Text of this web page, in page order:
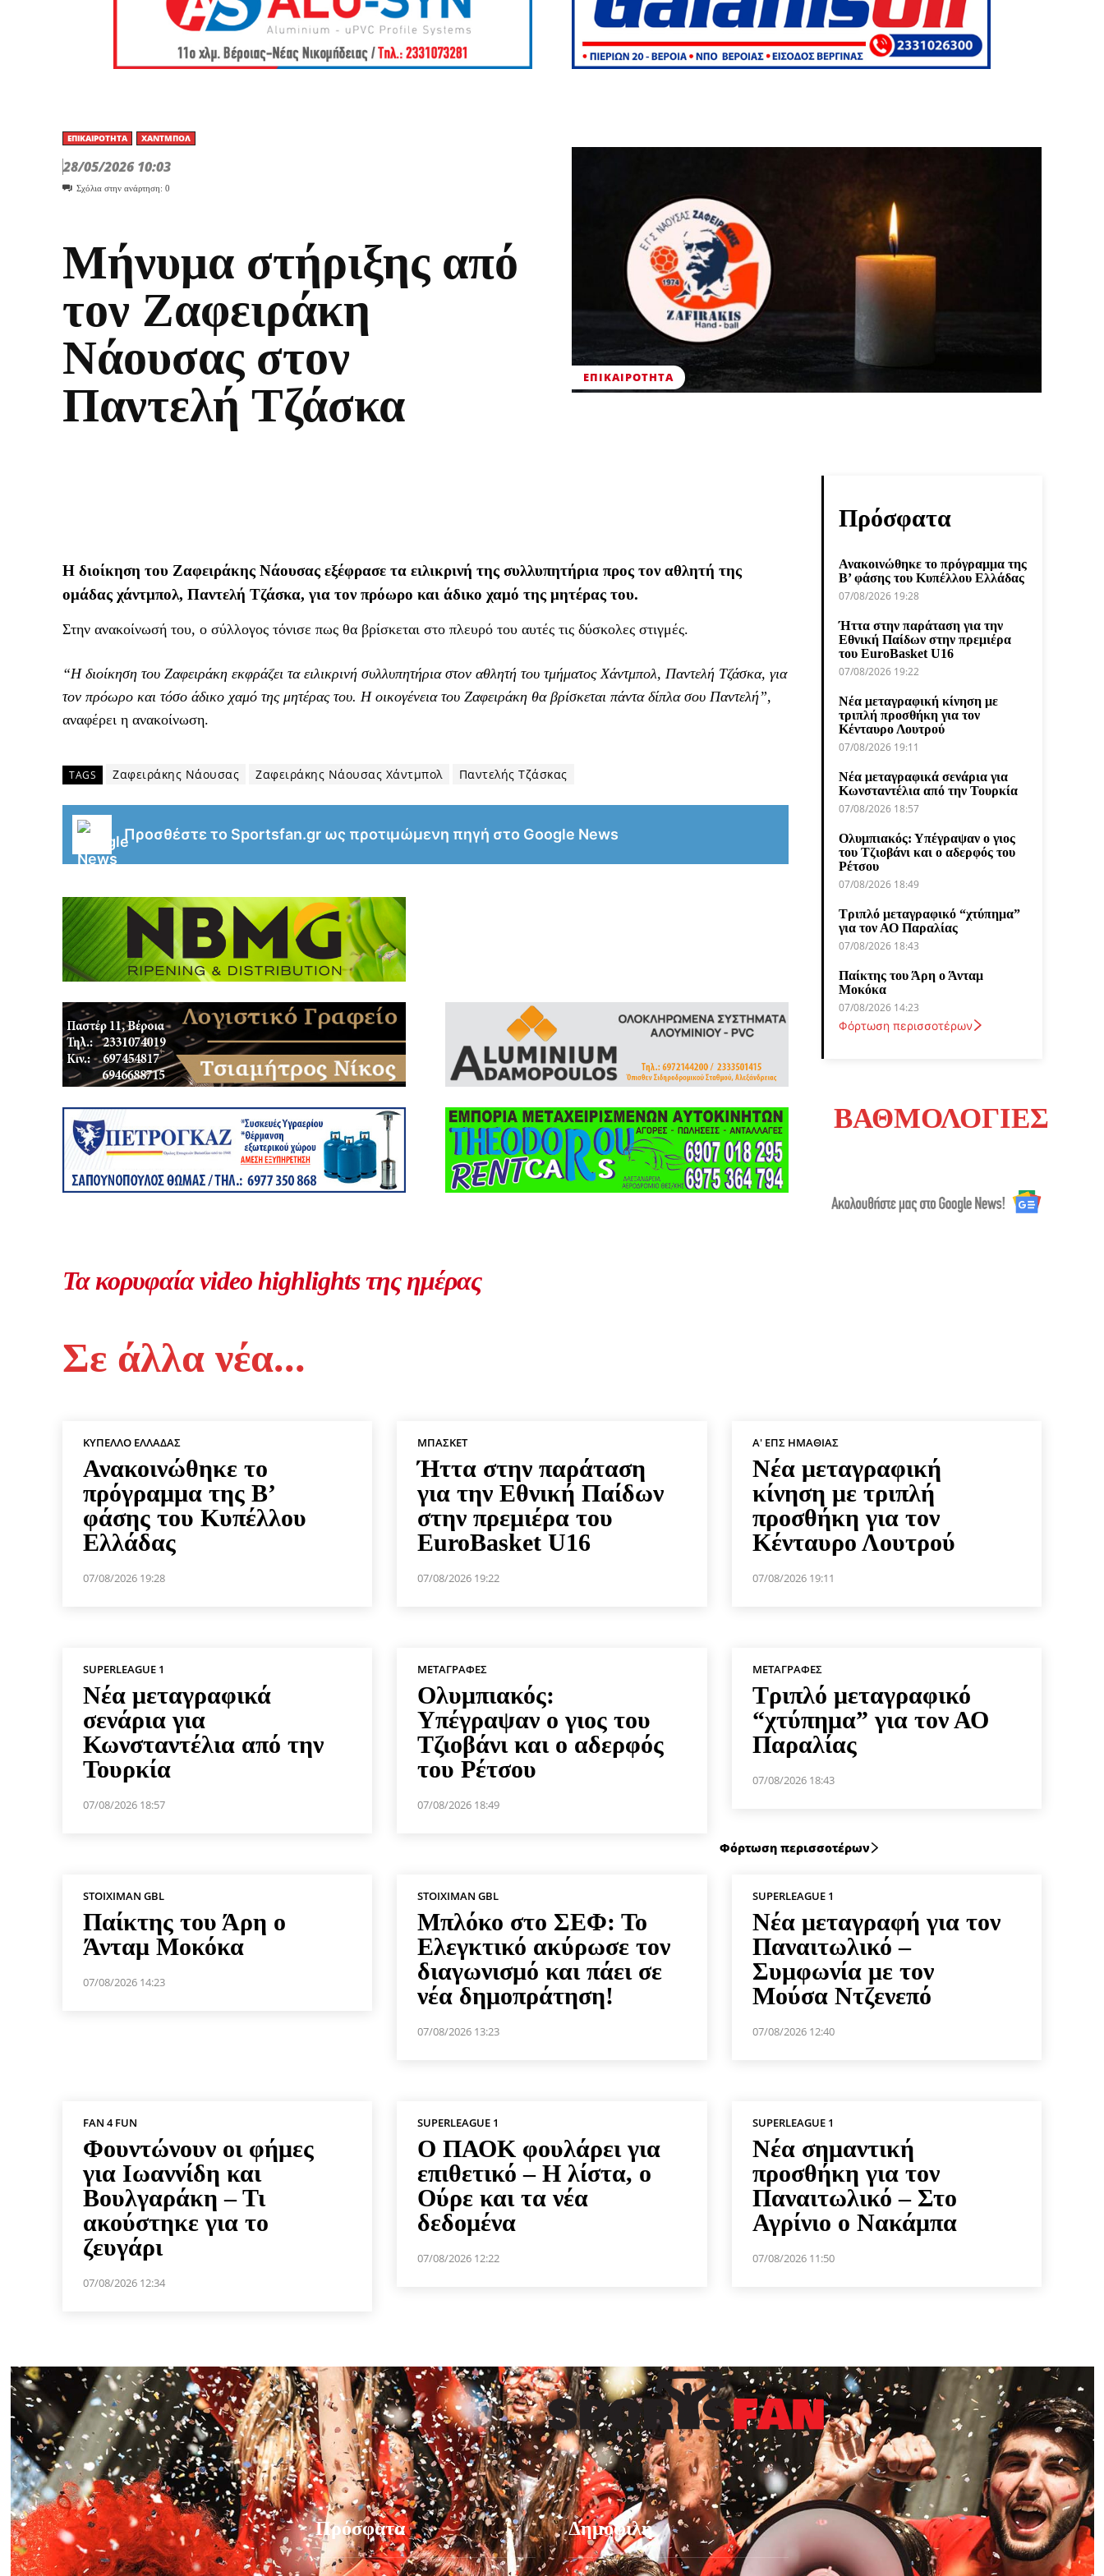
ΕΠΙΚΑΙΡΌΤΗΤΑ ΧΆΝΤΜΠΟΛ
28/05/2026 10:03
Σχόλια στην ανάρτηση: 0
Μήνυμα στήριξης από
τον Ζαφειράκη
Νάουσας στον
Παντελή Τζάσκα
ΕΠΙΚΑΙΡΌΤΗΤΑ
Η διοίκηση του Ζαφειράκης Νάουσας εξέφρασε τα ειλικρινή της συλλυπητήρια προς τον αθλητή της
ομάδας χάντμπολ, Παντελή Τζάσκα, για τον πρόωρο και άδικο χαμό της μητέρας του.
Στην ανακοίνωσή του, ο σύλλογος τόνισε πως θα βρίσκεται στο πλευρό του αυτές τις δύσκολες στιγμές.
“Η διοίκηση του Ζαφειράκη εκφράζει τα ειλικρινή συλλυπητήρια στον αθλητή του τμήματος Χάντμπολ, Παντελή Τζάσκα, για
τον πρόωρο και τόσο άδικο χαμό της μητέρας του. Η οικογένεια του Ζαφειράκη θα βρίσκεται πάντα δίπλα σου Παντελή”,
αναφέρει η ανακοίνωση.
TAGS Ζαφειράκης Νάουσας Ζαφειράκης Νάουσας Χάντμπολ Παντελής Τζάσκας
Προσθέστε το Sportsfan.gr ως προτιμώμενη πηγή στο Google News
Τα κορυφαία video highlights της ημέρας
Πρόσφατα
Ανακοινώθηκε το πρόγραμμα της
Β’ φάσης του Κυπέλλου Ελλάδας
07/08/2026 19:28
Ήττα στην παράταση για την
Εθνική Παίδων στην πρεμιέρα
του EuroBasket U16
07/08/2026 19:22
Νέα μεταγραφική κίνηση με
τριπλή προσθήκη για τον
Κένταυρο Λουτρού
07/08/2026 19:11
Νέα μεταγραφικά σενάρια για
Κωνσταντέλια από την Τουρκία
07/08/2026 18:57
Ολυμπιακός: Υπέγραψαν ο γιος
του Τζιοβάνι και ο αδερφός του
Ρέτσου
07/08/2026 18:49
Τριπλό μεταγραφικό “χτύπημα”
για τον ΑΟ Παραλίας
07/08/2026 18:43
Παίκτης του Άρη ο Άνταμ
Μοκόκα
07/08/2026 14:23
Φόρτωση περισσοτέρων
ΒΑΘΜΟΛΟΓΙΕΣ
Σε άλλα νέα...
ΚΎΠΕΛΛΟ ΕΛΛΆΔΑΣ
Ανακοινώθηκε το
πρόγραμμα της Β’
φάσης του Κυπέλλου
Ελλάδας
07/08/2026 19:28
ΜΠΆΣΚΕΤ
Ήττα στην παράταση
για την Εθνική Παίδων
στην πρεμιέρα του
EuroBasket U16
07/08/2026 19:22
Α' ΕΠΣ ΗΜΑΘΊΑΣ
Νέα μεταγραφική
κίνηση με τριπλή
προσθήκη για τον
Κένταυρο Λουτρού
07/08/2026 19:11
SUPERLEAGUE 1
Νέα μεταγραφικά
σενάρια για
Κωνσταντέλια από την
Τουρκία
07/08/2026 18:57
ΜΕΤΑΓΡΑΦΈΣ
Ολυμπιακός:
Υπέγραψαν ο γιος του
Τζιοβάνι και ο αδερφός
του Ρέτσου
07/08/2026 18:49
ΜΕΤΑΓΡΑΦΈΣ
Τριπλό μεταγραφικό
“χτύπημα” για τον ΑΟ
Παραλίας
07/08/2026 18:43
STOIXIMAN GBL
Παίκτης του Άρη ο
Άνταμ Μοκόκα
07/08/2026 14:23
STOIXIMAN GBL
Μπλόκο στο ΣΕΦ: Το
Ελεγκτικό ακύρωσε τον
διαγωνισμό και πάει σε
νέα δημοπράτηση!
07/08/2026 13:23
SUPERLEAGUE 1
Νέα μεταγραφή για τον
Παναιτωλικό –
Συμφωνία με τον
Μούσα Ντζενεπό
07/08/2026 12:40
FAN 4 FUN
Φουντώνουν οι φήμες
για Ιωαννίδη και
Βουλγαράκη – Τι
ακούστηκε για το
ζευγάρι
07/08/2026 12:34
SUPERLEAGUE 1
Ο ΠΑΟΚ φουλάρει για
επιθετικό – Η λίστα, ο
Ούρε και τα νέα
δεδομένα
07/08/2026 12:22
SUPERLEAGUE 1
Νέα σημαντική
προσθήκη για τον
Παναιτωλικό – Στο
Αγρίνιο ο Νακάμπα
07/08/2026 11:50
Φόρτωση περισσοτέρων
Πρόσφατα Δημοφιλή